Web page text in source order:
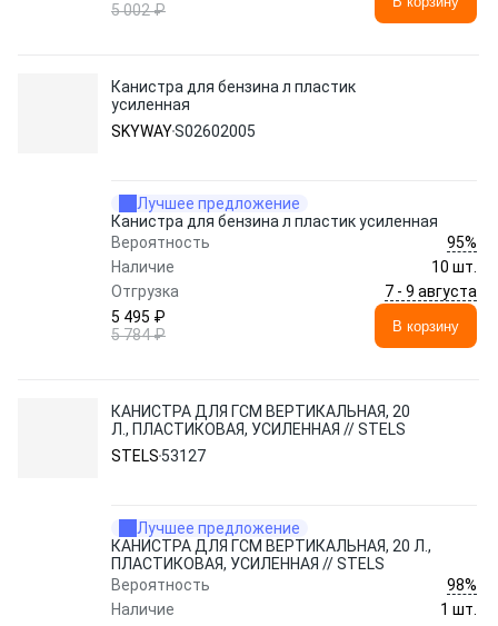
5 002 ₽
Канистра для бензина л пластик
усиленная
SKYWAYS02602005
Лучшее предложение
Канистра для бензина л пластик усиленная
Вероятность
95%
Наличие
10 шт.
Отгрузка
7 - 9 августа
5 495 ₽
5 784 ₽
В корзину
КАНИСТРА ДЛЯ ГСМ ВЕРТИКАЛЬНАЯ, 20
Л., ПЛАСТИКОВАЯ, УСИЛЕННАЯ // STELS
STELS 53127
Лучшее предложение
КАНИСТРА ДЛЯ ГСМ ВЕРТИКАЛЬНАЯ, 20 Л.,
ПЛАСТИКОВАЯ, УСИЛЕННАЯ // STELS
Вероятность
98%
Наличие
1 шт.